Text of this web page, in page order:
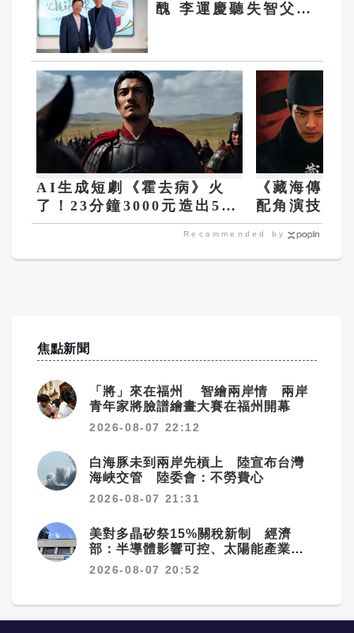
醜 李運慶聽失智父講
AI生成短劇《霍去病》火
了！23分鐘3000元造出5億
點閱奇蹟
《藏海傳》
配角演技爆
一
Recommended by
焦點新聞
「將」來在福州 智繪兩岸情 兩岸
青年家將臉譜繪畫大賽在福州開幕
2026-08-07 22:12
白海豚未到兩岸先槓上 陸宣布台灣
海峽交管 陸委會：不勞費心
2026-08-07 21:31
美對多晶矽祭15%關稅新制 經濟
部：半導體影響可控、太陽能產業衝
擊有限
2026-08-07 20:52